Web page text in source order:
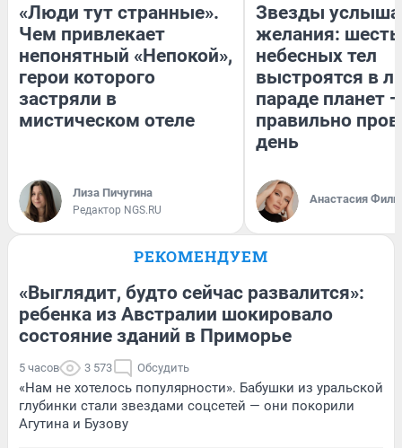
«Люди тут странные».
Чем привлекает
непонятный «Непокой»,
герои которого
застряли в
мистическом отеле
Лиза Пичугина
Редактор NGS.RU
Звезды
желания: шесть
небесных тел
выстроятся в
параде планет
правильно
день
Анастасия
РЕКОМЕНДУЕМ
«Выглядит, будто сейчас развалится»:
ребенка из Австралии шокировало
состояние зданий в Приморье
5 часов 3 573 Обсудить
«Нам не хотелось популярности». Бабушки из уральской
глубинки стали звездами соцсетей — они покорили
Агутина и Бузову